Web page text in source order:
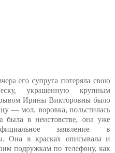
его супруга потеряла свою
украшенную крупным
Ирины Викторовны было
— мол, воровка, польстилась
в неистовстве, она уже
заявление в
Она в красках описывала и
подружкам по телефону, как